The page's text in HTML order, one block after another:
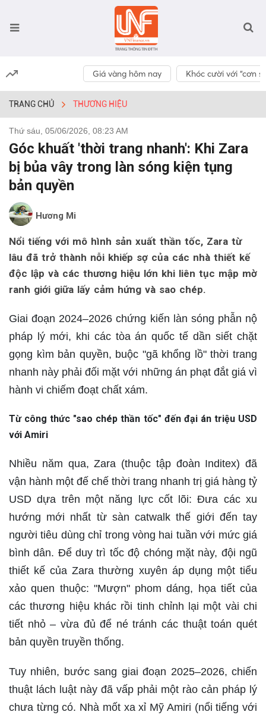
Giá vàng hôm nay Khóc cười với “cơn
TRANG CHỦ THƯƠNG HIỆU
Thứ sáu, 05/06/2026, 08:23 AM
Góc khuất 'thời trang nhanh': Khi Zara
bị bủa vây trong làn sóng kiện tụng
bản quyền
Hương Mi
Nổi tiếng với mô hình sản xuất thần tốc, Zara từ
lâu đã trở thành nỗi khiếp sợ của các nhà thiết kế
độc lập và các thương hiệu lớn khi liên tục mập mờ
ranh giới giữa lấy cảm hứng và sao chép.
Giai đoạn 2024–2026 chứng kiến làn sóng phẫn nộ
pháp lý mới, khi các tòa án quốc tế dần siết chặt
gọng kìm bản quyền, buộc "gã khổng lồ" thời trang
nhanh này phải đối mặt với những án phạt đắt giá vì
hành vi chiếm đoạt chất xám.
Từ công thức "sao chép thần tốc" đến đại án triệu USD
với Amiri
Nhiều năm qua, Zara (thuộc tập đoàn Inditex) đã
vận hành một đế chế thời trang nhanh trị giá hàng tỷ
USD dựa trên một năng lực cốt lõi: Đưa các xu
hướng mới nhất từ sàn catwalk thế giới đến tay
người tiêu dùng chỉ trong vòng hai tuần với mức giá
bình dân. Để duy trì tốc độ chóng mặt này, đội ngũ
thiết kế của Zara thường xuyên áp dụng một tiểu
xảo quen thuộc: "Mượn" phom dáng, họa tiết của
các thương hiệu khác rồi tinh chỉnh lại một vài chi
tiết nhỏ – vừa đủ để né tránh các thuật toán quét
bản quyền truyền thống.
Tuy nhiên, bước sang giai đoạn 2025–2026, chiến
thuật lách luật này đã vấp phải một rào cản pháp lý
chưa từng có. Nhà mốt xa xỉ Mỹ Amiri (nổi tiếng với